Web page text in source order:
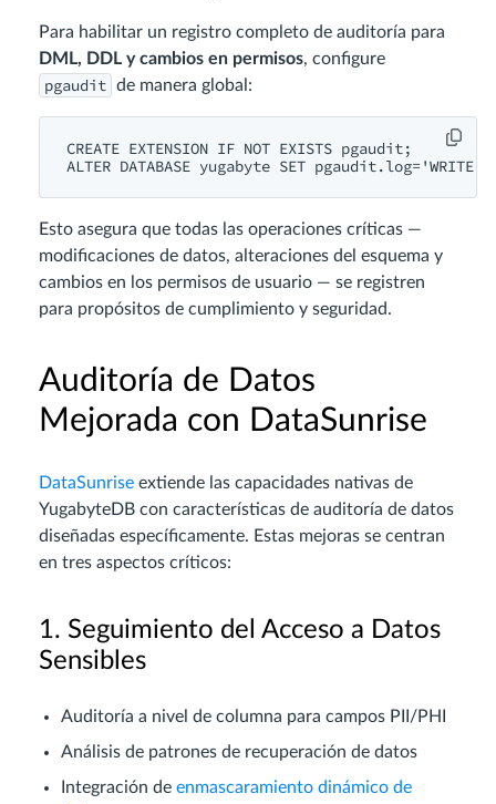
Para habilitar un registro completo de auditoría para
DML, DDL y cambios en permisos, configure
pgaudit de manera global:
CREATE EXTENSION IF NOT EXISTS pgaudit;
ALTER DATABASE yugabyte SET pgaudit.log='WRITE,
Esto asegura que todas las operaciones críticas —
modificaciones de datos, alteraciones del esquema y
cambios en los permisos de usuario — se registren
para propósitos de cumplimiento y seguridad.
Auditoría de Datos
Mejorada con DataSunrise
DataSunrise extiende las capacidades nativas de
YugabyteDB con características de auditoría de datos
diseñadas específicamente. Estas mejoras se centran
en tres aspectos críticos:
1. Seguimiento del Acceso a Datos
Sensibles
Auditoría a nivel de columna para campos PII/PHI
Análisis de patrones de recuperación de datos
Integración de enmascaramiento dinámico de